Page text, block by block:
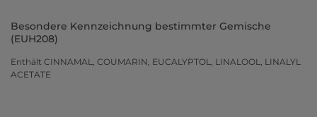
Besondere Kennzeichnung bestimmter Gemische
(EUH208)
Enthält CINNAMAL, COUMARIN, EUCALYPTOL, LINALOOL, LINALYL
ACETATE